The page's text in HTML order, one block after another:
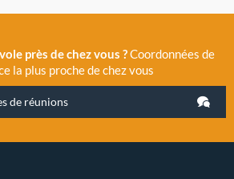
près de chez vous ?Coordonnées de
la plus proche de chez vous
de réunions